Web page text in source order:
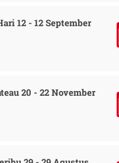
12 - 12 September
20 - 22 November